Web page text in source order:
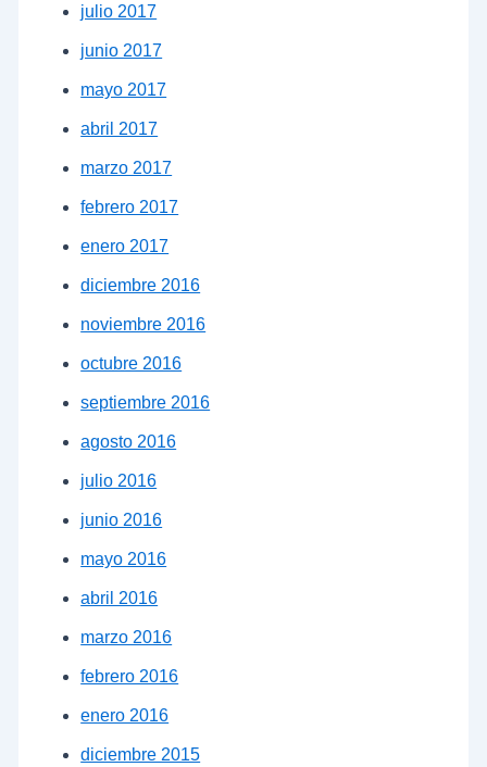
julio 2017
junio 2017
mayo 2017
abril 2017
marzo 2017
febrero 2017
enero 2017
diciembre 2016
noviembre 2016
octubre 2016
septiembre 2016
agosto 2016
julio 2016
junio 2016
mayo 2016
abril 2016
marzo 2016
febrero 2016
enero 2016
diciembre 2015